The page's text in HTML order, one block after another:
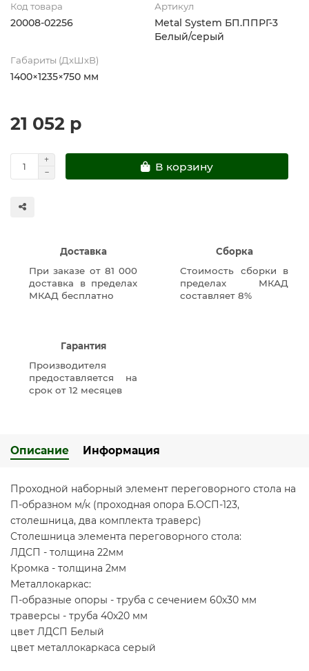
Код товара
20008-02256
Артикул
Metal System БП.ППРГ-3
Белый/серый
Габариты (ДхШхВ)
1400×1235×750 мм
21 052 р
В корзину
Доставка
При заказе от 81 000
доставка в пределах
МКАД бесплатно
Сборка
Стоимость сборки в
пределах МКАД
составляет 8%
Гарантия
Производителя
предоставляется на
срок от 12 месяцев
Описание Информация
Проходной наборный элемент переговорного стола на
П-образном м/к (проходная опора Б.ОСП-123,
столешница, два комплекта траверс)
Столешница элемента переговорного стола:
ЛДСП - толщина 22мм
Кромка - толщина 2мм
Металлокаркас:
П-образные опоры - труба с сечением 60х30 мм
траверсы - труба 40х20 мм
цвет ЛДСП Белый
цвет металлокаркаса серый